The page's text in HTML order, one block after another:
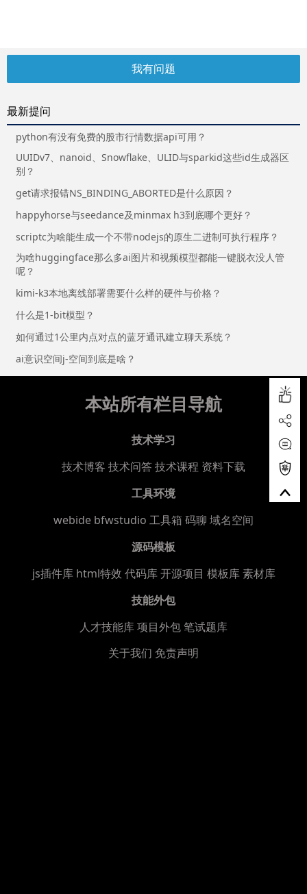
我有问题
最新提问
python有没有免费的股市行情数据api可用？
UUIDv7、nanoid、Snowflake、ULID与sparkid这些id生成器区
别？
get请求报错NS_BINDING_ABORTED是什么原因？
happyhorse与seedance及minmax h3到底哪个更好？
scriptc为啥能生成一个不带nodejs的原生二进制可执行程序？
为啥huggingface那么多ai图片和视频模型都能一键脱衣没人管
呢？
kimi-k3本地离线部署需要什么样的硬件与价格？
什么是1-bit模型？
如何通过1公里内点对点的蓝牙通讯建立聊天系统？
ai意识空间j-空间到底是啥？
本站所有栏目导航
技术学习
技术博客 技术问答技术课程 资料下载
工具环境
webide bfwstudio 工具箱 码聊 域名空间
源码模板
js插件库 html特效 代码库 开源项目 模板库 素材库
技能外包
人才技能库项目外包笔试题库
关于我们 免责声明